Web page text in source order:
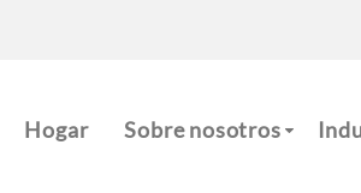
Hogar Sobre nosotros